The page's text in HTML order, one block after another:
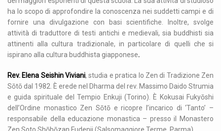
ha lo scopo di approfondire la conoscenza nei suddetti campi e di
fornire una divulgazione con basi scientifiche. Inoltre, svolge
attività di traduttore di testi antichi e medievali, sia buddhisti sia
attinenti alla cultura tradizionale, in particolare di quelli che si
ispirano alla cultura buddhista giapponese.
Rev. Elena Seishin Viviani, studia e pratica lo Zen di Tradizione Zen
Sōtō dal 1982. È erede nel Dharma del rev. Massimo Daido Strumia
e guida spirituale del Tempio Enkuji (Torino). È Kokusai Fukyōshi
dell’Ordine monastico Zen Sōtō e ricopre l’incarico di ‘Tanto’ –
responsabile della educazione monastica – presso il Monastero
Zen Soto Shōbōzan Fudenji (Salsomaggiore Terme, Parma).